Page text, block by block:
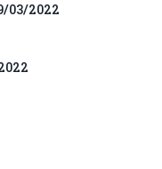
03/2022